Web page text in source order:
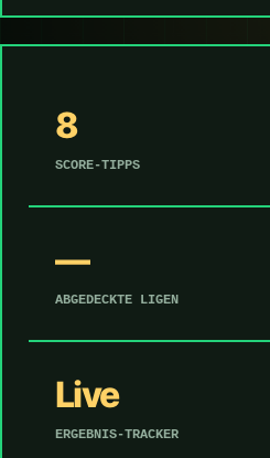
8
SCORE-TIPPS
—
ABGEDECKTE LIGEN
Live
ERGEBNIS-TRACKER